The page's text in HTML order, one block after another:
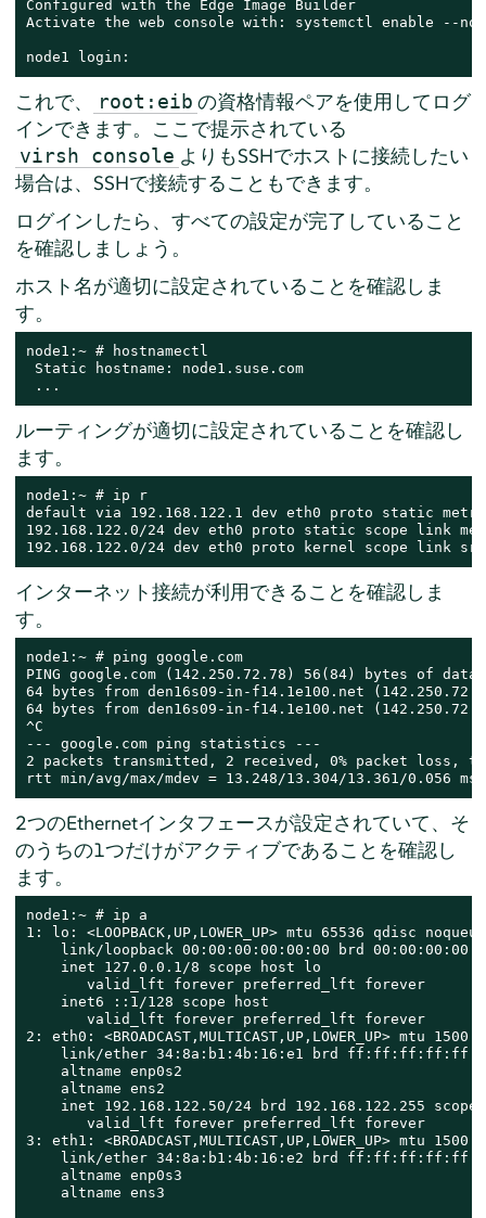
Configured with the Edge Image Builder
Activate the web console with: systemctl enable --
node1 login:
これで、 root:eib の資格情報ペアを使用してログ
インできます。ここで提示されている
virsh console よりもSSHでホストに接続したい
場合は、SSHで接続することもできます。
ログインしたら、すべての設定が完了していること
を確認しましょう。
ホスト名が適切に設定されていることを確認しま
す。
node1:~ # hostnamectl
Static hostname: node1.suse.com
...
ルーティングが適切に設定されていることを確認し
ます。
node1:~ # ip r
default via 192.168.122.1 dev eth0 proto static
192.168.122.0/24 dev eth0 proto static scope link
192.168.122.0/24 dev eth0 proto kernel scope link
インターネット接続が利用できることを確認しま
す。
node1:~ # ping google.com
PING google.com (142.250.72.78) 56(84) bytes of data.
64 bytes from den16s09-in-f14.1e100.net
64 bytes from den16s09-in-f14.1e100.net
^C
--- google.com ping statistics ---
2 packets transmitted, 2 received, 0% packet loss,
rtt min/avg/max/mdev = 13.248/13.304/13.361/0.056 ms
2つのEthernetインタフェースが設定されていて、そ
のうちの1つだけがアクティブであることを確認し
ます。
node1:~ # ip a
1: lo: <LOOPBACK,UP,LOWER_UP> mtu 65536 qdisc
link/loopback 00:00:00:00:00:00 brd
    inet 127.0.0.1/8 scope host lo
       valid_lft forever preferred_lft forever
    inet6 ::1/128 scope host
       valid_lft forever preferred_lft forever
2: eth0: <BROADCAST,MULTICAST,UP,LOWER_UP>
link/ether 34:8a:b1:4b:16:e1 brd
    altname enp0s2
    altname ens2
inet 192.168.122.50/24 brd 192.168.122.255 scope
       valid_lft forever preferred_lft forever
3: eth1: <BROADCAST,MULTICAST,UP,LOWER_UP>
link/ether 34:8a:b1:4b:16:e2 brd
    altname enp0s3
    altname ens3